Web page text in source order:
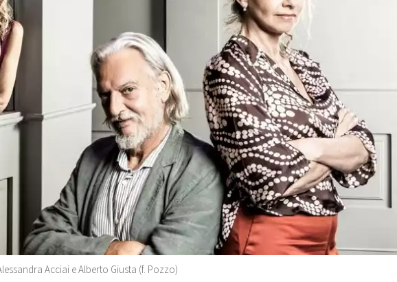
Acciai e Alberto Giusta (f. Pozzo)